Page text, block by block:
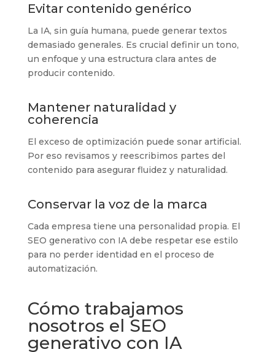
Evitar contenido genérico
La IA, sin guía humana, puede generar textos
demasiado generales. Es crucial definir un tono,
un enfoque y una estructura clara antes de
producir contenido.
Mantener naturalidad y
coherencia
El exceso de optimización puede sonar artificial.
Por eso revisamos y reescribimos partes del
contenido para asegurar fluidez y naturalidad.
Conservar la voz de la marca
Cada empresa tiene una personalidad propia. El
SEO generativo con IA debe respetar ese estilo
para no perder identidad en el proceso de
automatización.
Cómo trabajamos
nosotros el SEO
generativo con IA